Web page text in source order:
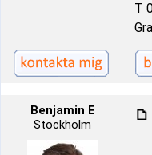
T
Benjamin E
Stockholm